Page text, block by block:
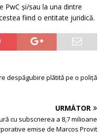
PwC și/sau la una dintre
fiind o entitate juridică.
despăgubire plătită pe o poliță
URMĂTOR
cu subscrierea a 8,7 milioane
emise de Marcos Provit